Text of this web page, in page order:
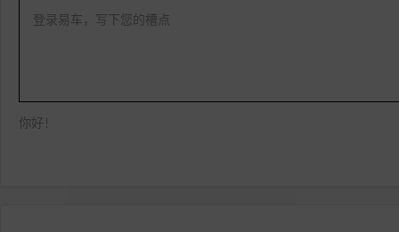
登录易车，写下您的槽点
你好！